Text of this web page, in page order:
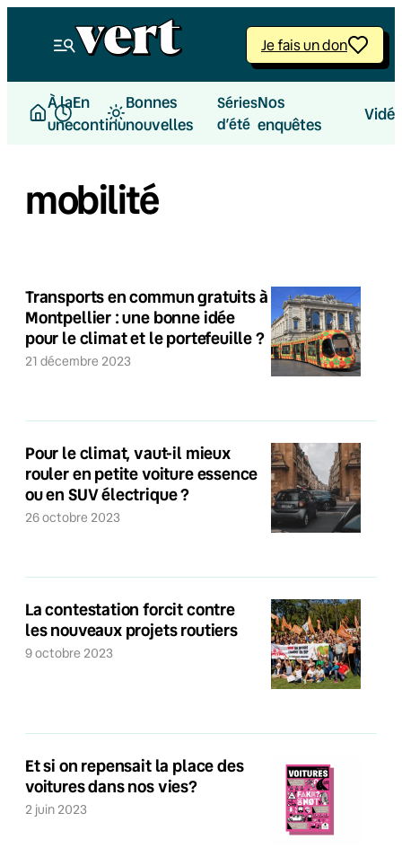
Je fais un don
À la
une
En
continu
Bonnes
nouvelles
Séries
d’été
Nos
enquêtes
mobilité
Transports en commun gratuits à
Montpellier : une bonne idée
pour le climat et le portefeuille ?
21 décembre 2023
Pour le climat, vaut-il mieux
rouler en petite voiture essence
ou en SUV électrique ?
26 octobre 2023
La contestation forcit contre
les nouveaux projets routiers
9 octobre 2023
Et si on repensait la place des
voitures dans nos vies?
2 juin 2023